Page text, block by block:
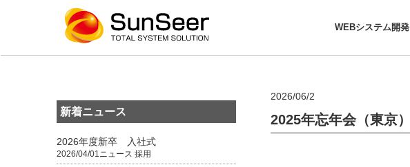
WEBシステム開発
2026/06/2
2025年忘年会（東京）
新着ニュース
2026年度新卒 入社式
2026/04/01 ニュース 採用